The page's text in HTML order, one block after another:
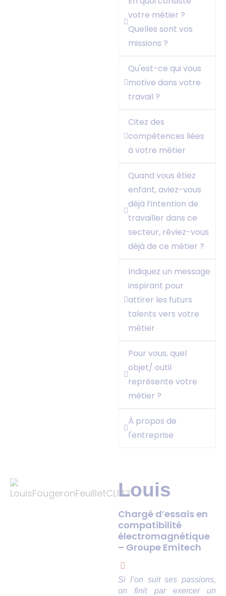
votre métier ?
Quelles sont vos
missions ?
Qu'est-ce qui vous
motive dans votre
travail ?
Citez des
compétences liées
à votre métier
Quand vous étiez
enfant, aviez-vous
déjà l’intention de
travailler dans ce
secteur, rêviez-vous
déjà de ce métier ?
Indiquez un message
inspirant pour
attirer les futurs
talents vers votre
métier
Pour vous, quel
objet/ outil
représente votre
métier ?
À propos de
l'entreprise
Louis
Chargé d’essais en
compatibilité
électromagnétique
– Groupe Emitech
Si l’on suit ses passions,
on finit par exercer un